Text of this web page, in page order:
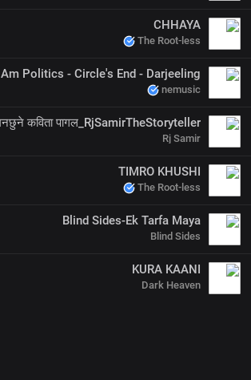
CHHAYA
The Root-less
I Am Politics - Circle's End - Darjeeling
nemusic
Rj Samir
TIMRO KHUSHI
The Root-less
Blind Sides-Ek Tarfa Maya
Blind Sides
KURA KAANI
Dark Heaven